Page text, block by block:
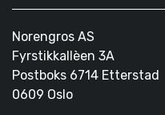
Norengros AS
Fyrstikkallèen 3A
Postboks 6714 Etterstad
0609 Oslo